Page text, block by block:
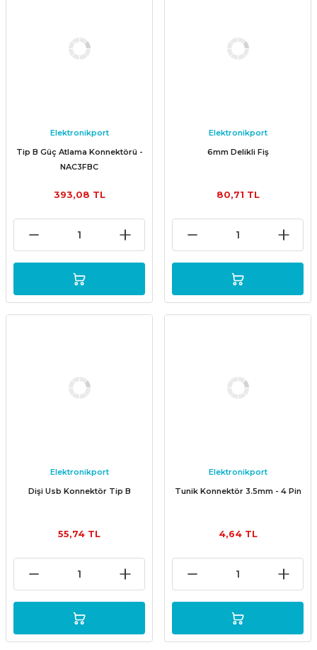
Elektronikport
Tip B Güç Atlama Konnektörü -
NAC3FBC
393,08 TL
Elektronikport
6mm Delikli Fiş
80,71 TL
Elektronikport
Dişi Usb Konnektör Tip B
55,74 TL
Elektronikport
Tunik Konnektör 3.5mm - 4 Pin
4,64 TL